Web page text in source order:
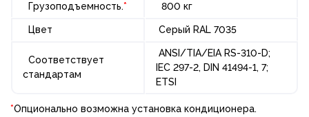
Грузоподъемность.* 800 кг
Цвет Серый RAL 7035
Соответствует
стандартам
ANSI/TIA/EIA RS-310-D;
IEC 297-2, DIN 41494-1, 7;
ETSI
*Опционально возможна установка кондиционера.